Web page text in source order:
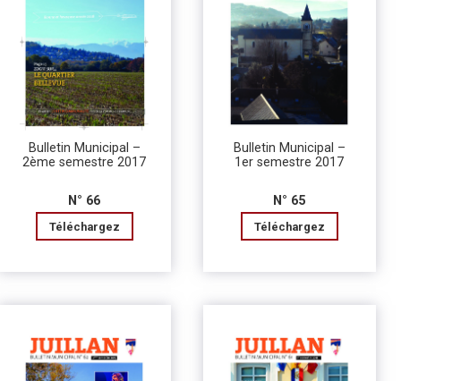
Bulletin Municipal –
2ème semestre 2017
N° 66
Téléchargez
Bulletin Municipal –
1er semestre 2017
N° 65
Téléchargez